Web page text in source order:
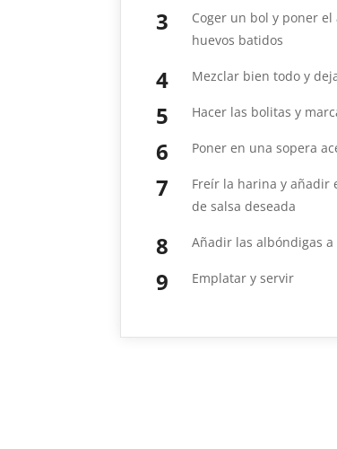
Coger un bol y poner
huevos batidos
Mezclar bien todo y
Hacer las bolitas y
Poner en una sopera
Freír la harina y añadir
de salsa deseada
Añadir las albóndigas a
Emplatar y servir